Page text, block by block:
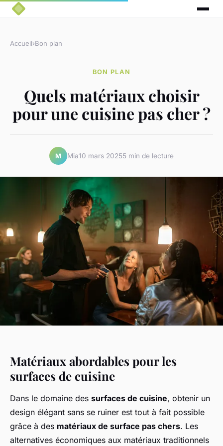
Accueil›Bon plan
BON PLAN
Quels matériaux choisir
pour une cuisine pas cher ?
M Mia10 mars 20255 min de lecture
Matériaux abordables pour les
surfaces de cuisine
Dans le domaine des surfaces de cuisine, obtenir un
design élégant sans se ruiner est tout à fait possible
grâce à des matériaux de surface pas chers. Les
alternatives économiques aux matériaux traditionnels